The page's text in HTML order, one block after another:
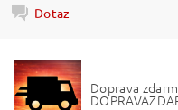
Dotaz
Doprava